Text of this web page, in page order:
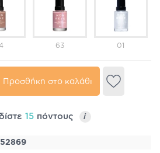
63 01
Προσθήκη στο καλάθι
15πόντους i